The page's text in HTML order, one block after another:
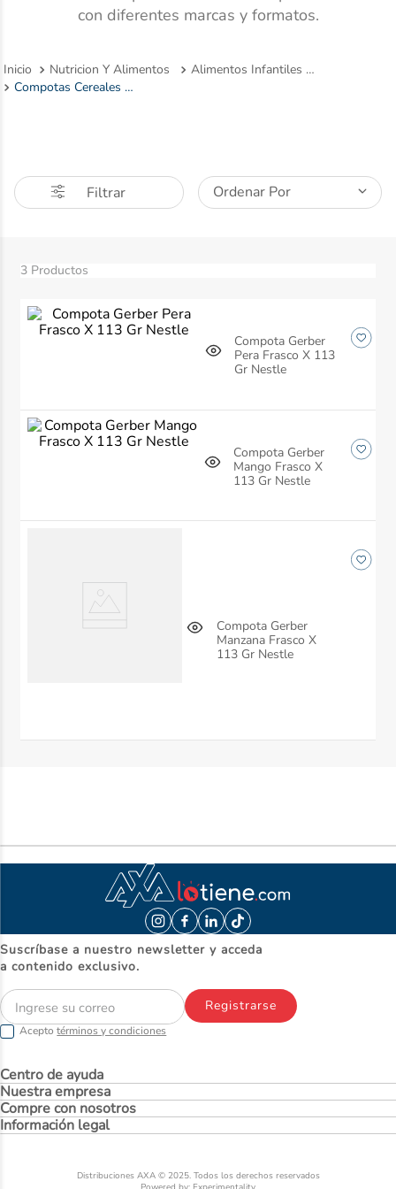
con diferentes marcas y formatos.
Nutricion Y Alimentos
Alimentos Infantiles Y Complementos Nutricionales
Compotas Cereales Y Papilla
Filtrar Ordenar Por
3 Productos
Compota Gerber
Pera Frasco X 113
Gr Nestle
Compota Gerber
Mango Frasco X
113 Gr Nestle
Compota Gerber
Manzana Frasco X
113 Gr Nestle
Suscríbase a nuestro newsletter y acceda
a contenido exclusivo.
Aceptotérminos y condiciones
Registrarse
Centro de ayuda
Nuestra empresa
Compre con nosotros
Información legal
Distribuciones AXA © 2025. Todos los derechos reservados
desodorante